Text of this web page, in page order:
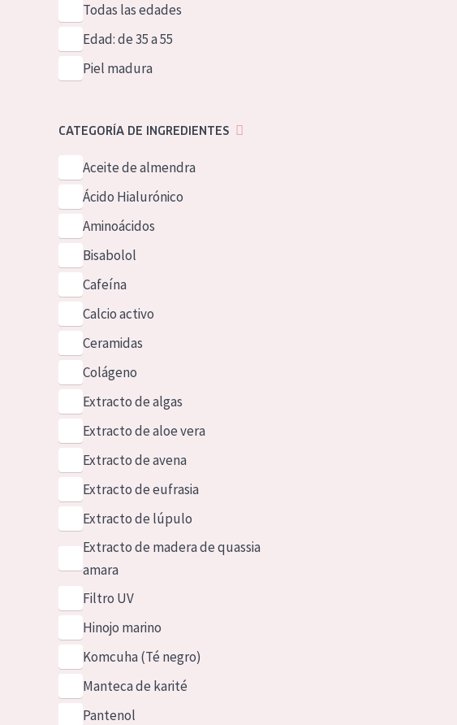
Todas las edades
Edad: de 35 a 55
Piel madura
CATEGORÍA DE INGREDIENTES
Aceite de almendra
Ácido Hialurónico
Aminoácidos
Bisabolol
Cafeína
Calcio activo
Ceramidas
Colágeno
Extracto de algas
Extracto de aloe vera
Extracto de avena
Extracto de eufrasia
Extracto de lúpulo
Extracto de madera de quassia
amara
Filtro UV
Hinojo marino
Komcuha (Té negro)
Manteca de karité
Pantenol